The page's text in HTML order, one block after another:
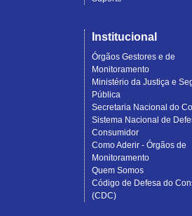
Institucional
Órgãos Gestores e de
Monitoramento
Ministério da Justiça e
Pública
Secretaria Nacional do
Sistema Nacional de
Consumidor
Como Aderir - Órgãos de
Monitoramento
Quem Somos
Código de Defesa do
(CDC)